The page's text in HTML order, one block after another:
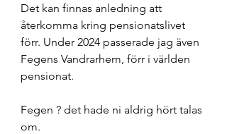
Det kan finnas anledning att
återkomma kring pensionatslivet
förr. Under 2024 passerade jag även
Fegens Vandrarhem, förr i världen
pensionat.
Fegen ? det hade ni aldrig hört talas
om.